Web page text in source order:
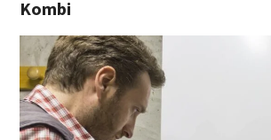
Kombi